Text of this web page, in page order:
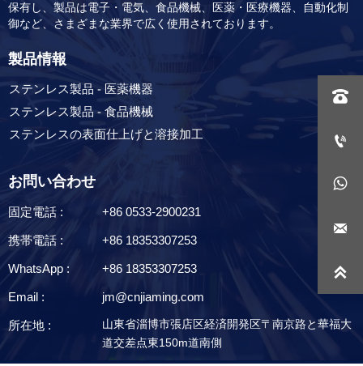
保有し、製品は電子・電気、食品機械、医薬・医療機器、自動化制
御など、さまざまな業界で広く使用されております。
製品情報
ステンレス製品 - 医薬機器
ステンレス製品 - 食品機械
ステンレスの表面仕上げと溶接加工
お問い合わせ
固定電話 : +86 0533-2900231
携帯電話 : +86 18353307253
WhatsApp : +86 18353307253
Email : jm@cnjiaming.com
所在地 :
山東省淄博市張店区経済開発区〒南京路と華福大
道交差点東150m道南側




